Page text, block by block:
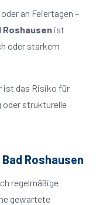
an Feiertagen –
ist
oder starkem
ist das Risiko für
oder strukturelle
Roshausen
regelmäßige
gewartete